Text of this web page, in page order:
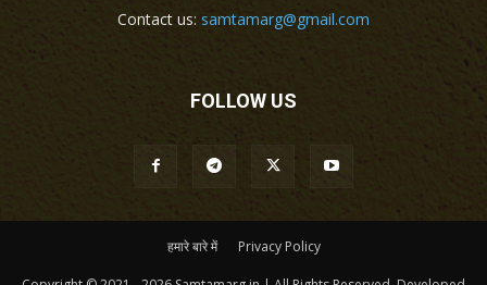
Contact us: samtamarg@gmail.com
FOLLOW US
हमारे बारे में Privacy Policy